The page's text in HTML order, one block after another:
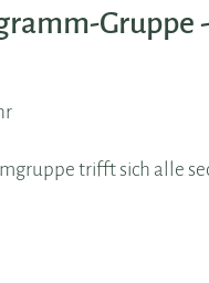
Gruppe
trifft sich alle